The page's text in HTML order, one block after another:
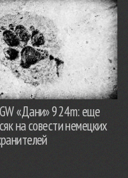
«Дани» 924m: еще
на совести немецких